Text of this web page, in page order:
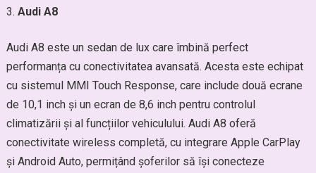
Audi A8
Audi A8 este un sedan de lux care îmbină perfect
performanța cu conectivitatea avansată. Acesta este echipat
cu sistemul MMI Touch Response, care include două ecrane
de 10,1 inch și un ecran de 8,6 inch pentru controlul
climatizării și al funcțiilor vehiculului. Audi A8 oferă
conectivitate wireless completă, cu integrare Apple CarPlay
și Android Auto, permițând șoferilor să își conecteze